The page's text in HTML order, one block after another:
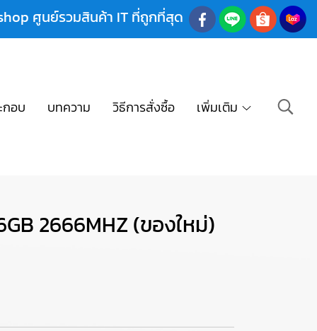
ศูนย์รวมสินค้า IT ที่ถูกที่สุด
อบ บทความ วิธีการสั่งซื้อ เพิ่มเติม
2666MHZ (ของใหม่)